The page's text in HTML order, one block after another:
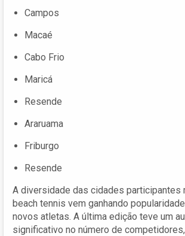
Campos
Macaé
Cabo Frio
Maricá
Resende
Araruama
Friburgo
Resende
A diversidade das cidades participantes
beach tennis vem ganhando
novos atletas. A última edição teve um
significativo no número de